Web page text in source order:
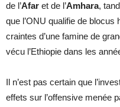
de l’Afar et de l’Amhara,
que l’ONU qualifie de
craintes d’une famine de
vécu l’Ethiopie dans les
Il n’est pas certain que
effets sur l’offensive menée